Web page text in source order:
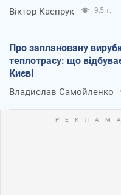
Віктор Каспрук 9,5 т.
Про заплановану
теплотрасу: що
Києві
Владислав Самойленко